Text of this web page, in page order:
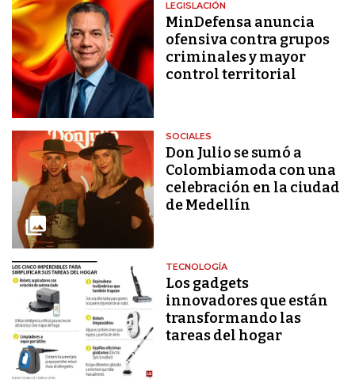
LEGISLACIÓN
MinDefensa anuncia
ofensiva contra grupos
criminales y mayor
control territorial
SOCIALES
Don Julio se sumó a
Colombiamoda con una
celebración en la ciudad
de Medellín
TECNOLOGÍA
Los gadgets
innovadores que están
transformando las
tareas del hogar